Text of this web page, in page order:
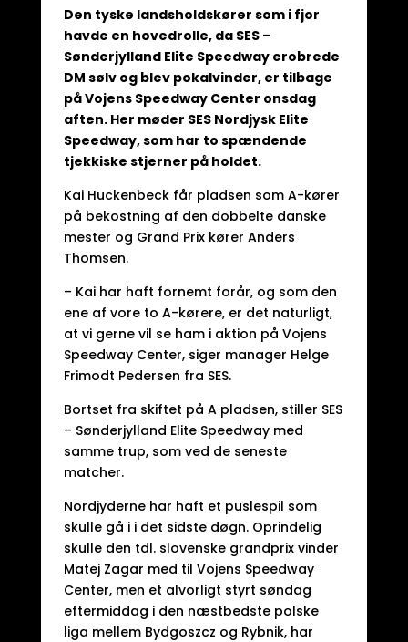
Den tyske landsholdskører som i fjor
havde en hovedrolle, da SES –
Sønderjylland Elite Speedway erobrede
DM sølv og blev pokalvinder, er tilbage
på Vojens Speedway Center onsdag
aften. Her møder SES Nordjysk Elite
Speedway, som har to spændende
tjekkiske stjerner på holdet.
Kai Huckenbeck får pladsen som A-kører
på bekostning af den dobbelte danske
mester og Grand Prix kører Anders
Thomsen.
– Kai har haft fornemt forår, og som den
ene af vore to A-kørere, er det naturligt,
at vi gerne vil se ham i aktion på Vojens
Speedway Center, siger manager Helge
Frimodt Pedersen fra SES.
Bortset fra skiftet på A pladsen, stiller SES
– Sønderjylland Elite Speedway med
samme trup, som ved de seneste
matcher.
Nordjyderne har haft et puslespil som
skulle gå i i det sidste døgn. Oprindelig
skulle den tdl. slovenske grandprix vinder
Matej Zagar med til Vojens Speedway
Center, men et alvorligt styrt søndag
eftermiddag i den næstbedste polske
liga mellem Bydgoszcz og Rybnik, har